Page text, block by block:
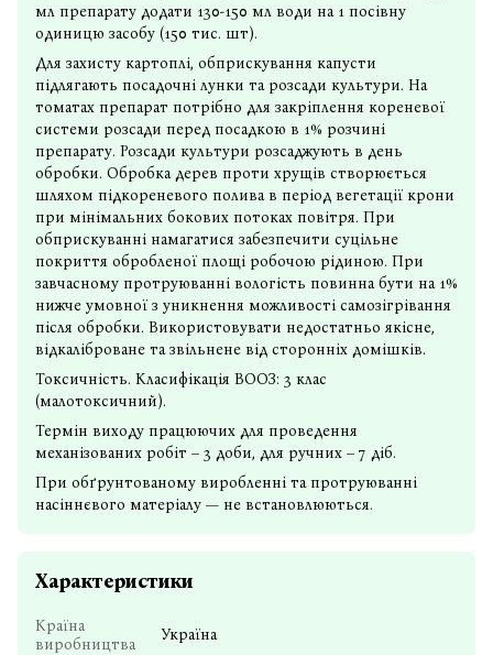
мл препарату додати 130-150 мл води на 1 посівну
одиницю засобу (150 тис. шт).
Для захисту картоплі, обприскування капусти
підлягають посадочні лунки та розсади культури. На
томатах препарат потрібно для закріплення кореневої
системи розсади перед посадкою в 1% розчині
препарату. Розсади культури розсаджують в день
обробки. Обробка дерев проти хрущів створюється
шляхом підкореневого полива в період вегетації крони
при мінімальних бокових потоках повітря. При
обприскуванні намагатися забезпечити суцільне
покриття обробленої площі робочою рідиною. При
завчасному протруюванні вологість повинна бути на 1%
нижче умовної з уникнення можливості самозігрівання
після обробки. Використовувати недостатньо якісне,
відкаліброване та звільнене від сторонніх домішків.
Токсичність. Класифікація ВООЗ: 3 клас
(малотоксичний).
Термін виходу працюючих для проведення
механізованих робіт – 3 доби, для ручних – 7 діб.
При обґрунтованому виробленні та протруюванні
насіннєвого матеріалу — не встановлюються.
Характеристики
Країна
виробництва
Україна